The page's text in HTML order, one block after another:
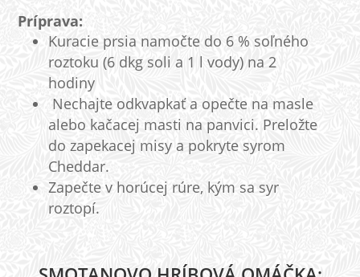
Príprava:
Kuracie prsia namočte do 6 % soľného
roztoku (6 dkg soli a 1 l vody) na 2
hodiny
Nechajte odkvapkať a opečte na masle
alebo kačacej masti na panvici. Preložte
do zapekacej misy a pokryte syrom
Cheddar.
Zapečte v horúcej rúre, kým sa syr
roztopí.